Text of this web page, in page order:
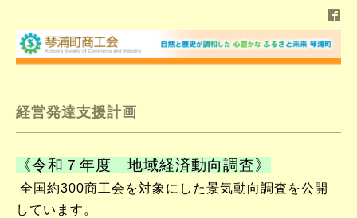
経営発達支援計画
《令和７年度 地域経済動向調査》
全国約300商工会を対象にした景気動向調査を公開
しています。